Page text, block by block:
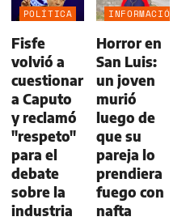
POLÍTICA
Fisfe
volvió a
cuestionar
a Caputo
y reclamó
"respeto"
para el
debate
sobre la
industria
INFORMACIÓN
Horror en
San Luis:
un joven
murió
luego de
que su
pareja lo
prendiera
fuego con
nafta